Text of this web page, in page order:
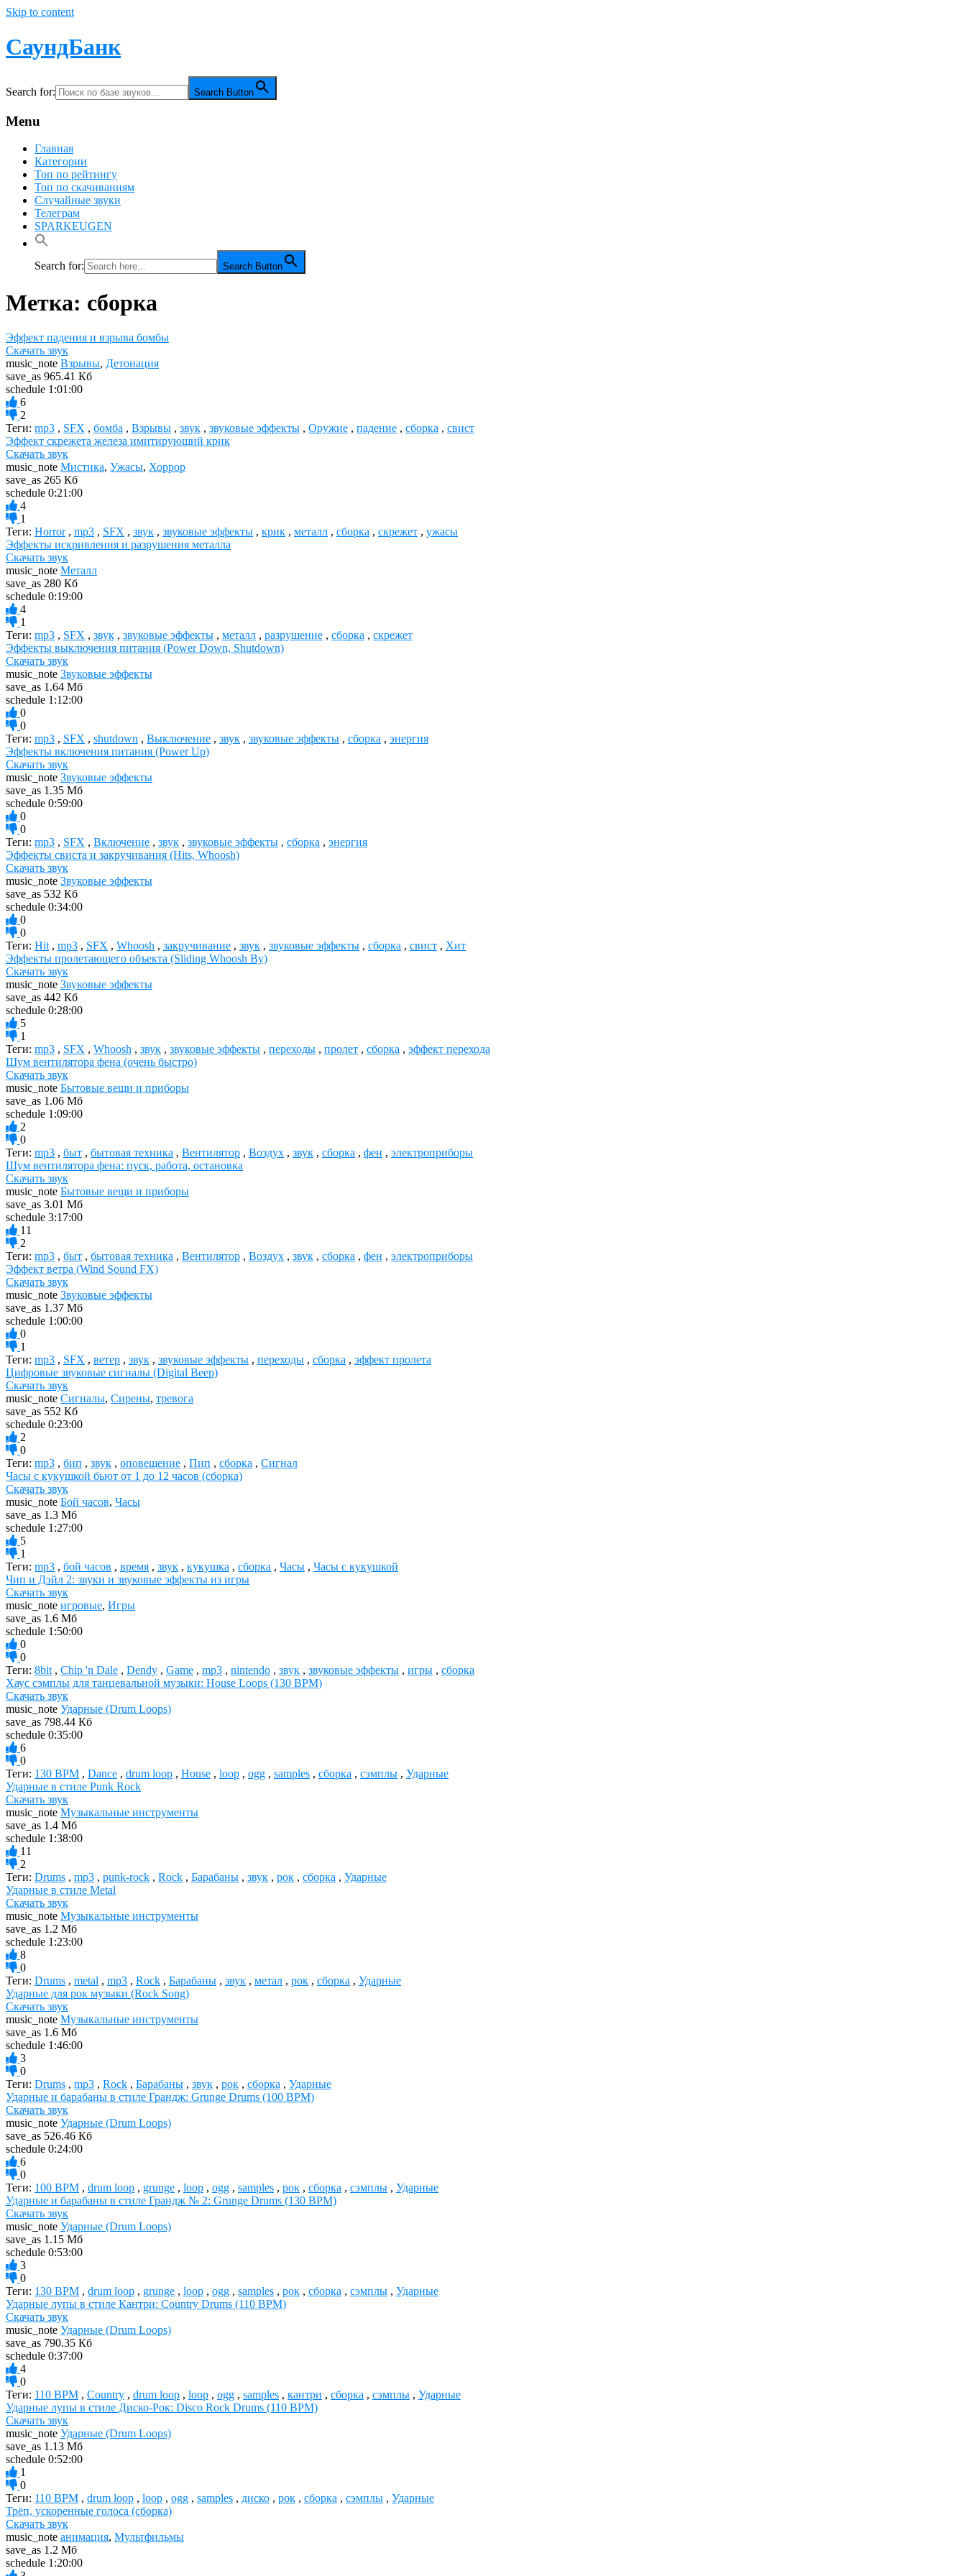
Skip to content
СаундБанк
Search for: Search Button
Menu
Главная
Категории
Топ по рейтингу
Топ по скачиваниям
Случайные звуки
Телеграм
SPARKEUGEN
Search for: Search Button
Метка: сборка
Эффект падения и взрыва бомбы
Скачать звук
music_note Взрывы, Детонация
save_as 965.41 Кб
schedule 1:01:00
6
2
Теги: mp3 , SFX , бомба , Взрывы , звук , звуковые эффекты , Оружие , падение , сборка , свист
Эффект скрежета железа имитирующий крик
Скачать звук
music_note Мистика, Ужасы, Хоррор
save_as 265 Кб
schedule 0:21:00
4
1
Теги: Horror, mp3 , SFX , звук , звуковые эффекты , крик , металл , сборка , скрежет , ужасы
Эффекты искривления и разрушения металла
Скачать звук
music_note Металл
save_as 280 Кб
schedule 0:19:00
4
1
Теги: mp3 , SFX , звук , звуковые эффекты , металл , разрушение , сборка , скрежет
Эффекты выключения питания (Power Down, Shutdown)
Скачать звук
music_note Звуковые эффекты
save_as 1.64 Мб
schedule 1:12:00
0
0
Теги: mp3 , SFX , shutdown , Выключение , звук , звуковые эффекты , сборка , энергия
Эффекты включения питания (Power Up)
Скачать звук
music_note Звуковые эффекты
save_as 1.35 Мб
schedule 0:59:00
0
0
Теги: mp3 , SFX , Включение , звук , звуковые эффекты , сборка , энергия
Эффекты свиста и закручивания (Hits, Whoosh)
Скачать звук
music_note Звуковые эффекты
save_as 532 Кб
schedule 0:34:00
0
0
Теги: Hit , mp3 , SFX , Whoosh , закручивание , звук , звуковые эффекты , сборка , свист , Хит
Эффекты пролетающего объекта (Sliding Whoosh By)
Скачать звук
music_note Звуковые эффекты
save_as 442 Кб
schedule 0:28:00
5
1
Теги: mp3 , SFX , Whoosh , звук , звуковые эффекты , переходы , пролет , сборка , эффект перехода
Шум вентилятора фена (очень быстро)
Скачать звук
music_note Бытовые вещи и приборы
save_as 1.06 Мб
schedule 1:09:00
2
0
Теги: mp3 , быт , бытовая техника , Вентилятор , Воздух , звук , сборка , фен , электроприборы
Шум вентилятора фена: пуск, работа, остановка
Скачать звук
music_note Бытовые вещи и приборы
save_as 3.01 Мб
schedule 3:17:00
11
2
Теги: mp3 , быт , бытовая техника , Вентилятор , Воздух , звук , сборка , фен , электроприборы
Эффект ветра (Wind Sound FX)
Скачать звук
music_note Звуковые эффекты
save_as 1.37 Мб
schedule 1:00:00
0
1
Теги: mp3 , SFX , ветер , звук , звуковые эффекты , переходы , сборка , эффект пролета
Цифровые звуковые сигналы (Digital Beep)
Скачать звук
music_note Сигналы, Сирены, тревога
save_as 552 Кб
schedule 0:23:00
2
0
Теги: mp3 , бип , звук , оповещение , Пип , сборка , Сигнал
Часы с кукушкой бьют от 1 до 12 часов (сборка)
Скачать звук
music_note Бой часов, Часы
save_as 1.3 Мб
schedule 1:27:00
5
1
Теги: mp3 , бой часов , время , звук , кукушка , сборка , Часы , Часы с кукушкой
Чип и Дэйл 2: звуки и звуковые эффекты из игры
Скачать звук
music_note игровые, Игры
save_as 1.6 Мб
schedule 1:50:00
0
0
Теги: 8bit , Chip 'n Dale , Dendy , Game , mp3 , nintendo , звук , звуковые эффекты , игры , сборка
Хаус сэмплы для танцевальной музыки: House Loops (130 BPM)
Скачать звук
music_note Ударные (Drum Loops)
save_as 798.44 Кб
schedule 0:35:00
6
0
Теги: 130 BPM , Dance , drum loop , House , loop , ogg , samples , сборка , сэмплы , Ударные
Ударные в стиле Punk Rock
Скачать звук
music_note Музыкальные инструменты
save_as 1.4 Мб
schedule 1:38:00
11
2
Теги: Drums , mp3 , punk-rock , Rock , Барабаны , звук , рок , сборка , Ударные
Ударные в стиле Metal
Скачать звук
music_note Музыкальные инструменты
save_as 1.2 Мб
schedule 1:23:00
8
0
Теги: Drums , metal , mp3 , Rock , Барабаны , звук , метал , рок , сборка , Ударные
Ударные для рок музыки (Rock Song)
Скачать звук
music_note Музыкальные инструменты
save_as 1.6 Мб
schedule 1:46:00
3
0
Теги: Drums , mp3 , Rock , Барабаны , звук , рок , сборка , Ударные
Ударные и барабаны в стиле Грандж: Grunge Drums (100 BPM)
Скачать звук
music_note Ударные (Drum Loops)
save_as 526.46 Кб
schedule 0:24:00
6
0
Теги: 100 BPM , drum loop , grunge , loop , ogg , samples , рок , сборка , сэмплы , Ударные
Ударные и барабаны в стиле Грандж № 2: Grunge Drums (130 BPM)
Скачать звук
music_note Ударные (Drum Loops)
save_as 1.15 Мб
schedule 0:53:00
3
0
Теги: 130 BPM , drum loop , grunge , loop , ogg , samples , рок , сборка , сэмплы , Ударные
Ударные лупы в стиле Кантри: Country Drums (110 BPM)
Скачать звук
music_note Ударные (Drum Loops)
save_as 790.35 Кб
schedule 0:37:00
4
0
Теги: 110 BPM , Country , drum loop , loop , ogg , samples , кантри , сборка , сэмплы , Ударные
Ударные лупы в стиле Диско-Рок: Disco Rock Drums (110 BPM)
Скачать звук
music_note Ударные (Drum Loops)
save_as 1.13 Мб
schedule 0:52:00
1
0
Теги: 110 BPM , drum loop , loop , ogg , samples , диско , рок , сборка , сэмплы , Ударные
Трёп, ускоренные голоса (сборка)
Скачать звук
music_note анимация, Мультфильмы
save_as 1.2 Мб
schedule 1:20:00